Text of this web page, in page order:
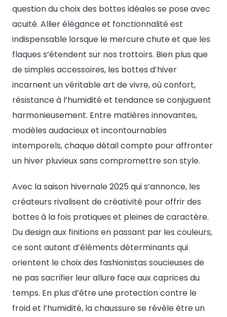
question du choix des bottes idéales se pose avec
acuité. Allier élégance et fonctionnalité est
indispensable lorsque le mercure chute et que les
flaques s’étendent sur nos trottoirs. Bien plus que
de simples accessoires, les bottes d’hiver
incarnent un véritable art de vivre, où confort,
résistance à l’humidité et tendance se conjuguent
harmonieusement. Entre matières innovantes,
modèles audacieux et incontournables
intemporels, chaque détail compte pour affronter
un hiver pluvieux sans compromettre son style.
Avec la saison hivernale 2025 qui s’annonce, les
créateurs rivalisent de créativité pour offrir des
bottes à la fois pratiques et pleines de caractère.
Du design aux finitions en passant par les couleurs,
ce sont autant d’éléments déterminants qui
orientent le choix des fashionistas soucieuses de
ne pas sacrifier leur allure face aux caprices du
temps. En plus d’être une protection contre le
froid et l’humidité, la chaussure se révèle être un